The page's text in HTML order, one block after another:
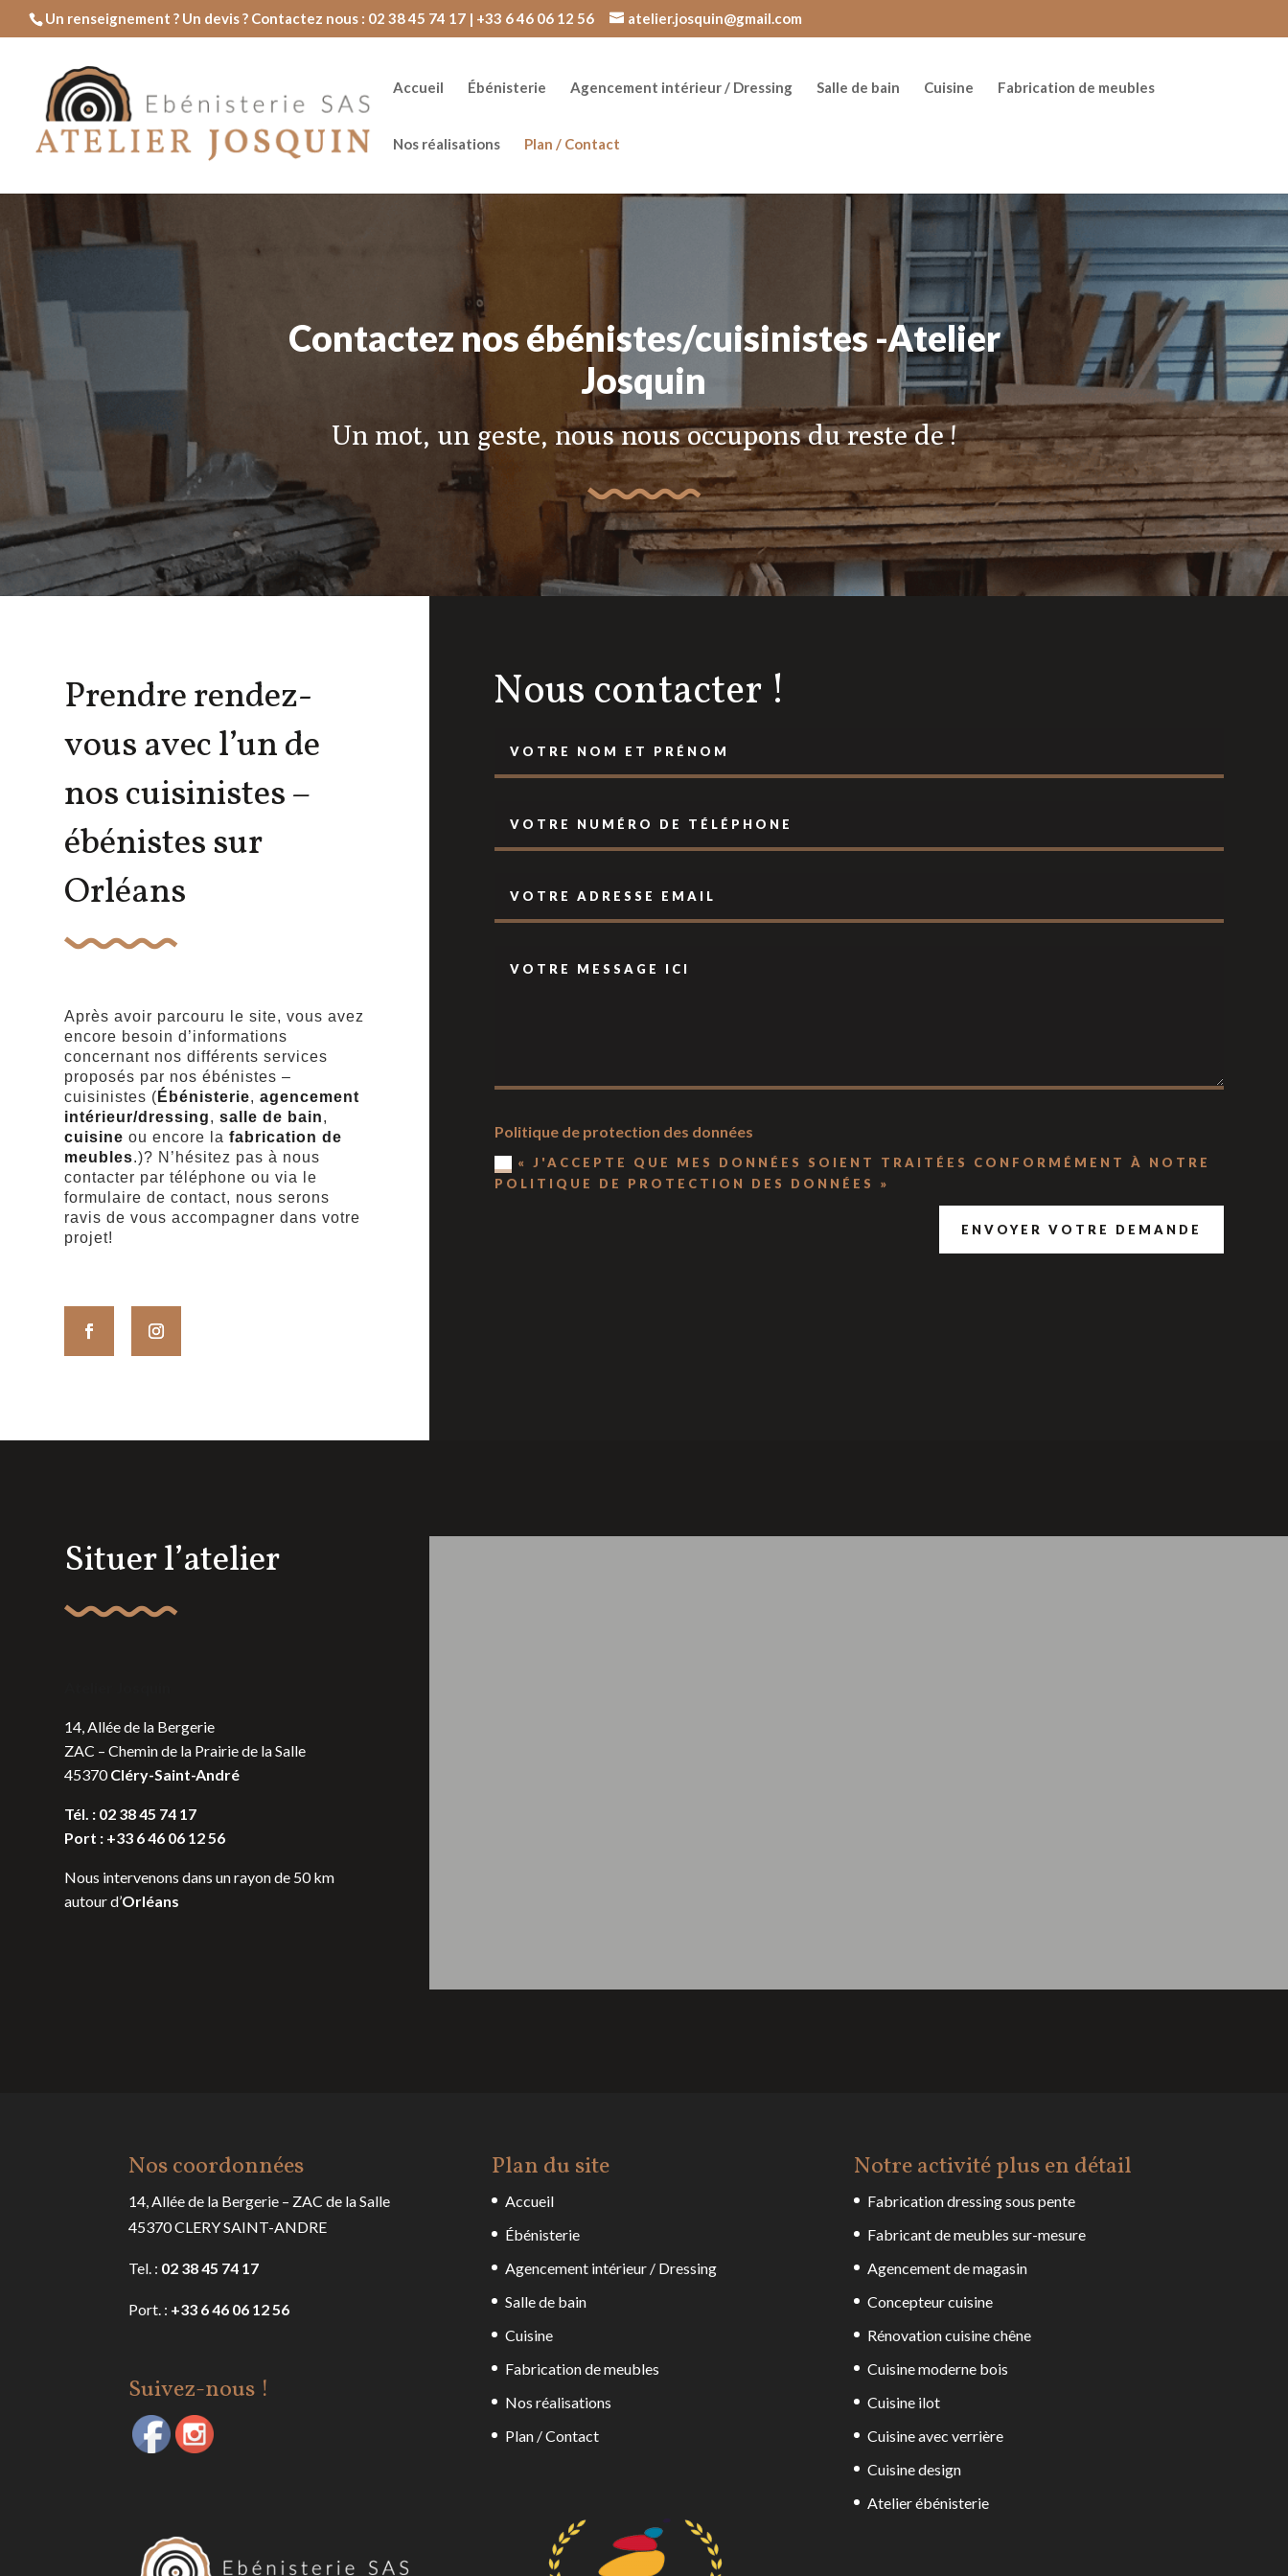
Un renseignement ? Un devis ? Contactez nous : 02 38 45 74 17 | +33 6 46 06 12 56 atelier.josquin@gmail.com
Accueil Ébénisterie Agencement intérieur / Dressing Salle de bain Cuisine Fabrication de meubles
Nos réalisations Plan / Contact
Contactez nos ébénistes/cuisinistes -Atelier
Josquin
Un mot, un geste, nous nous occupons du reste de !
Prendre rendez-
vous avec l’un de
nos cuisinistes –
ébénistes sur
Orléans
Après avoir parcouru le site, vous avez
encore besoin d’informations
concernant nos différents services
proposés par nos ébénistes –
cuisinistes ( Ébénisterie,agencement
intérieur/dressing,salle de bain,
cuisine ou encore lafabrication de
meubles.)? N’hésitez pas à nous
contacter par téléphone ou via le
formulaire de contact, nous serons
ravis de vous accompagner dans votre
projet!
Nous contacter !
Politique de protection des données
« J'ACCEPTE QUE MES DONNÉES SOIENT TRAITÉES CONFORMÉMENT À NOTRE
POLITIQUE DE PROTECTION DES DONNÉES »
ENVOYER VOTRE DEMANDE
Situer l’atelier
14, Allée de la Bergerie
ZAC – Chemin de la Prairie de la Salle
45370Cléry-Saint-André
Tél. : 02 38 45 74 17
Port : +33 6 46 06 12 56
Nous intervenons dans un rayon de 50 km
autour d’Orléans
Nos coordonnées
14, Allée de la Bergerie – ZAC de la Salle
45370 CLERY SAINT-ANDRE
Tel. : 02 38 45 74 17
Port. : +33 6 46 06 12 56
Suivez-nous !
Plan du site
Accueil
Ébénisterie
Agencement intérieur / Dressing
Salle de bain
Cuisine
Fabrication de meubles
Nos réalisations
Plan / Contact
Notre activité plus en détail
Fabrication dressing sous pente
Fabricant de meubles sur-mesure
Agencement de magasin
Concepteur cuisine
Rénovation cuisine chêne
Cuisine moderne bois
Cuisine ilot
Cuisine avec verrière
Cuisine design
Atelier ébénisterie